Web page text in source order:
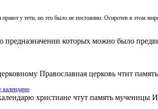
приют у тети, но это было не постоянно. Осиротев в этом
которых можно было
Православная церковь чтит
календарю
христиане чтут память мученицы